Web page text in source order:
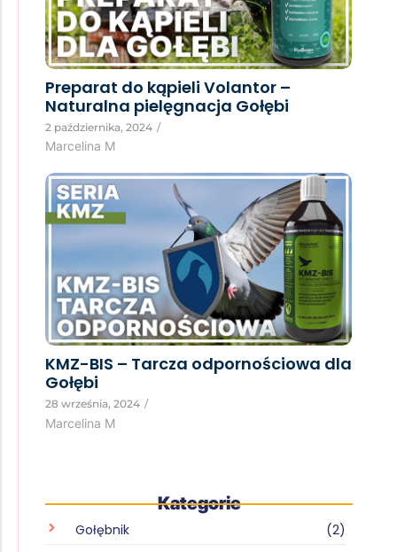
Preparat do kąpieli Volantor –
Naturalna pielęgnacja Gołębi
2 października, 2024 /
Marcelina M
KMZ-BIS – Tarcza odpornościowa dla
Gołębi
28 września, 2024 /
Marcelina M
Kategorie
Gołębnik
(2)